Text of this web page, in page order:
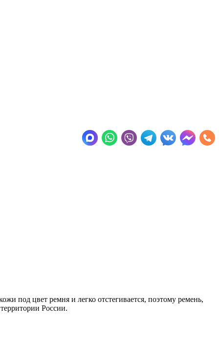
под цвет ремня и легко отстегивается, поэтому ремень,
России.